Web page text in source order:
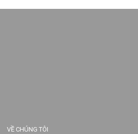
VỀ CHÚNG TÔI